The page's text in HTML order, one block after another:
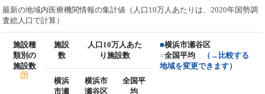
最新の地域内医療機関情報の集計値（人口10万人あたりは、2020年国勢調
査総人口で計算）
施設種
類別の
施設数
施設
数
人口10万人あた
り施設数
■横浜市瀬谷区
■全国平均
（→比較する
地域を変更できます）
横浜
市瀬
横浜市
瀬谷区
全国平
均